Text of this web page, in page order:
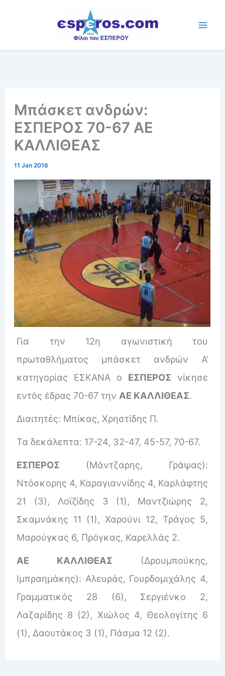
Μπάσκετ ανδρών:
ΕΣΠΕΡΟΣ 70-67 ΑΕ
ΚΑΛΛΙΘΕΑΣ
11 Jan 2016
Για την 12η αγωνιστική του
πρωταθλήματος μπάσκετ ανδρών Α’
κατηγορίας ΕΣΚΑΝΑ ο ΕΣΠΕΡΟΣ νίκησε
εντός έδρας 70-67 την ΑΕ ΚΑΛΛΙΘΕΑΣ.
Διαιτητές: Μπίκας, Χρηστίδης Π.
Τα δεκάλεπτα: 17-24, 32-47, 45-57, 70-67.
ΕΣΠΕΡΟΣ (Μάντζαρης, Γράψας):
Ντόσκορης 4, Καραγιαννίδης 4, Καρλάφτης
21 (3), Λοϊζίδης 3 (1), Μαντζιώρης 2,
Σκαμνάκης 11 (1), Χαρούνι 12, Τράγος 5,
Μαρούγκας 6, Πρόγκας, Καρελλάς 2.
ΑΕ ΚΑΛΛΙΘΕΑΣ (Δρουμπούκης,
Ιμπραημάκης): Αλευράς, Γουρδομιχάλης 4,
Γραμματικός 28 (6), Σεργιένκο 2,
Λαζαρίδης 8 (2), Χιώλος 4, Θεολογίτης 6
(1), Δαουτάκος 3 (1), Πάσμα 12 (2).